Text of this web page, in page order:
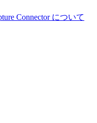
Connector について